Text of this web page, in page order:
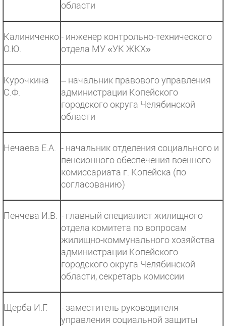
области
Калиниченко
О.Ю.
- инженер контрольно-технического
отдела МУ «УК ЖКХ»
Курочкина
С.Ф.
– начальник правового управления
администрации Копейского
городского округа Челябинской
области
Нечаева Е.А.
- начальник отделения социального и
пенсионного обеспечения военного
комиссариата г. Копейска (по
согласованию)
Пенчева И.В. - главный специалист жилищного
отдела комитета по вопросам
жилищно-коммунального хозяйства
администрации Копейского
городского округа Челябинской
области, секретарь комиссии
Щерба И.Г.
- заместитель руководителя
управления социальной защиты